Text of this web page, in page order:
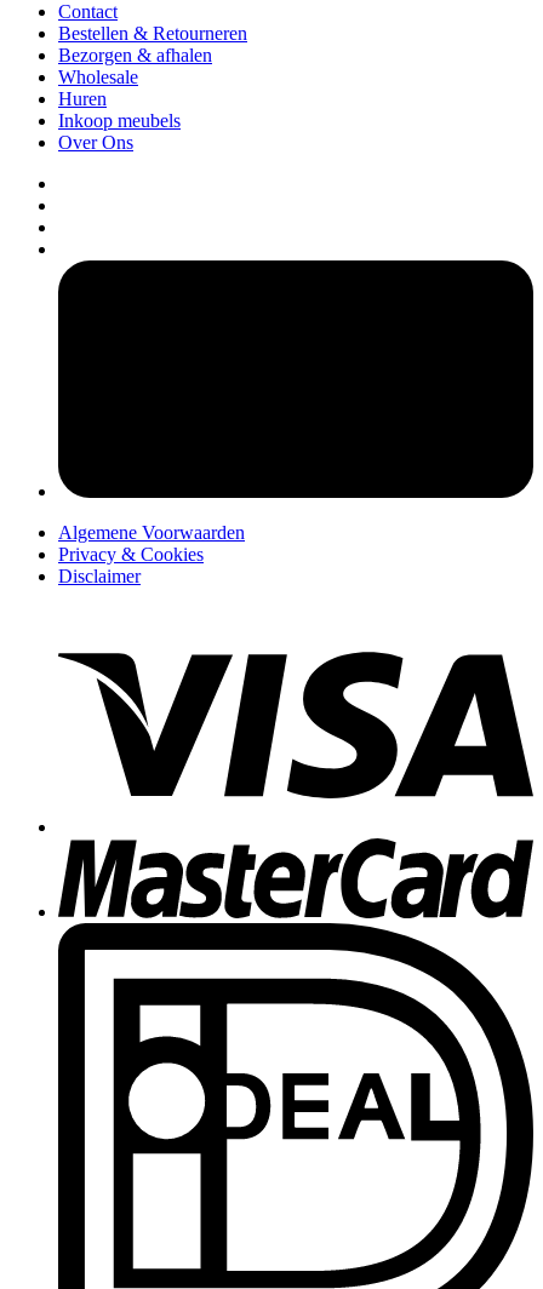
Contact
Bestellen & Retourneren
Bezorgen & afhalen
Wholesale
Huren
Inkoop meubels
Over Ons
Algemene Voorwaarden
Privacy & Cookies
Disclaimer